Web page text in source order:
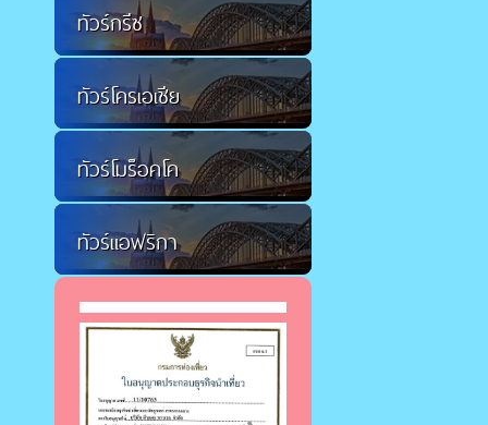
ทัวร์กรีซ
ทัวร์โครเอเชีย
ทัวร์โมร็อคโค
ทัวร์แอฟริกา